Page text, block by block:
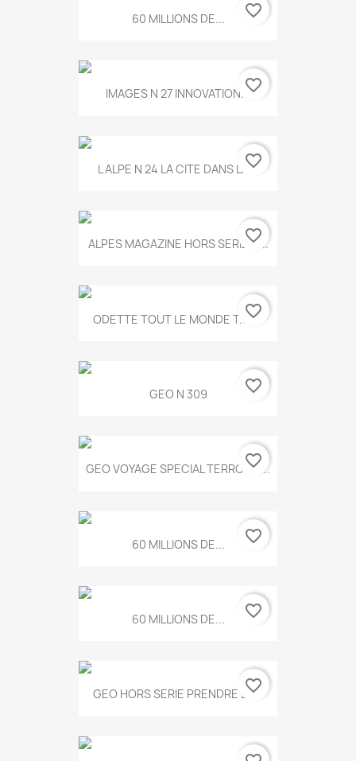
60 MILLIONS DE... favorite_border
IMAGES N 27 INNOVATION...favorite_border
L ALPE N 24 LA CITE DANS LA...
favorite_border
ALPES MAGAZINE HORS SERIE N...
favorite_border
ODETTE TOUT LE MONDE T.546
favorite_border
GEO N 309 favorite_border
GEO VOYAGE SPECIAL TERROIRS...
favorite_border
60 MILLIONS DE... favorite_border
60 MILLIONS DE... favorite_border
GEO HORS SERIE PRENDRE LE...
favorite_border